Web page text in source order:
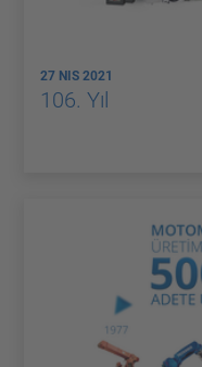
27 NIS 2021
106. Yıl